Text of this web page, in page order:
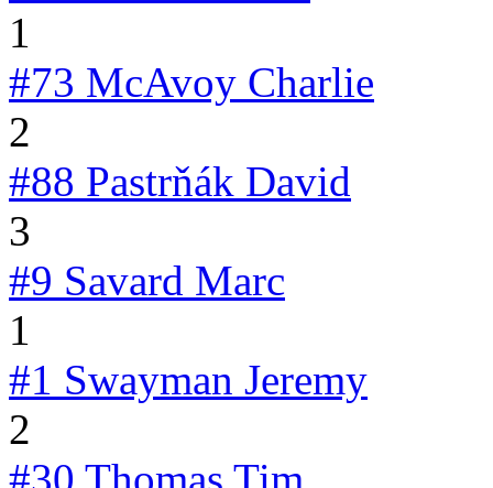
1
#73 McAvoy Charlie
2
#88 Pastrňák David
3
#9 Savard Marc
1
#1 Swayman Jeremy
2